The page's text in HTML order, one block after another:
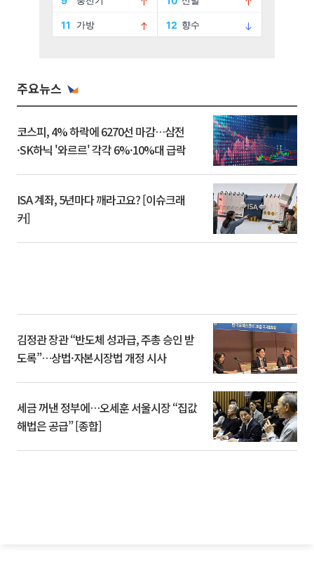
주요뉴스
코스피, 4% 하락에 6270선 마감…삼전
·SK하닉 '와르르' 각각 6%·10%대 급락
ISA 계좌, 5년마다 깨라고요? [이슈크래
커]
김정관 장관 “반도체 성과급, 주총 승인 받
도록”…상법·자본시장법 개정 시사
세금 꺼낸 정부에…오세훈 서울시장 “집값
해법은 공급” [종합]